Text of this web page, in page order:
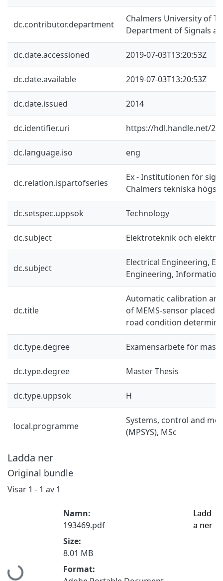
dc.contributor.department
Chalmers University of
Department of Signals
dc.date.accessioned 2019-07-03T13:20:53Z
dc.date.available 2019-07-03T13:20:53Z
dc.date.issued 2014
dc.identifier.uri https://hdl.handle.net/
dc.language.iso eng
dc.relation.ispartofseries
Ex - Institutionen för
Chalmers tekniska
dc.setspec.uppsok Technology
dc.subject Elektroteknik och
dc.subject
Electrical Engineering,
Engineering,
dc.title
Automatic calibration
of MEMS-sensor placed
road condition
dc.type.degree Examensarbete för
dc.type.degree Master Thesis
dc.type.uppsok H
local.programme
Systems, control and
(MPSYS), MSc
Ladda ner
Original bundle
Visar 1 - 1 av 1
Hämtar...
Namn:
193469.pdf
Size:
8.01 MB
Format:
Ladd
a ner